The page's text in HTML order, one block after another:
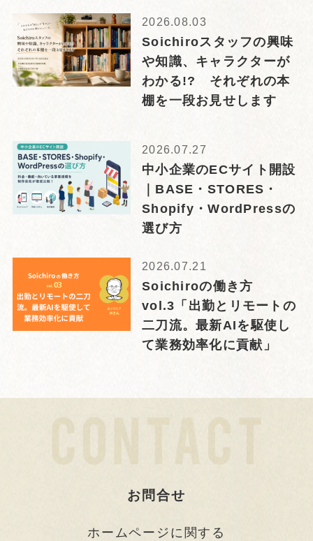
2026.08.03
Soichiroスタッフの興味
や知識、キャラクターが
わかる!? それぞれの本
棚を一段お見せします
2026.07.27
中小企業のECサイト開設
｜BASE・STORES・
Shopify・WordPressの
選び方
2026.07.21
Soichiroの働き方
vol.3「出勤とリモートの
二刀流。最新AIを駆使し
て業務効率化に貢献」
お問合せ
ホームページに関する